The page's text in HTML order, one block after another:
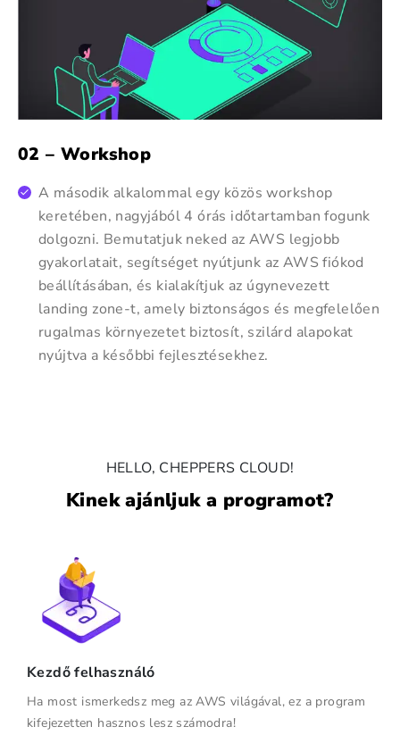
02 – Workshop
A második alkalommal egy közös workshop
keretében, nagyjából 4 órás időtartamban fogunk
dolgozni. Bemutatjuk neked az AWS legjobb
gyakorlatait, segítséget nyútjunk az AWS fiókod
beállításában, és kialakítjuk az úgynevezett
landing zone-t, amely biztonságos és megfelelően
rugalmas környezetet biztosít, szilárd alapokat
nyújtva a későbbi fejlesztésekhez.
HELLO, CHEPPERS CLOUD!
Kinek ajánljuk a programot?
Kezdő felhasználó
Ha most ismerkedsz meg az AWS világával, ez a program
kifejezetten hasznos lesz számodra!